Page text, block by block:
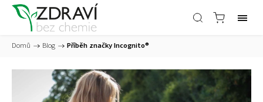
Domů / Blog / Příběh značky Incognito®